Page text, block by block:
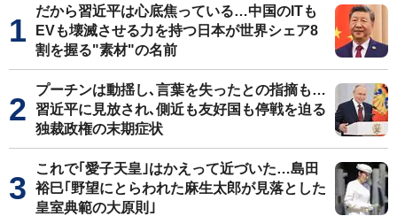
だから習近平は心底焦っている…中国のITも
EVも壊滅させる力を持つ日本が世界シェア8
割を握る"素材"の名前
プーチンは動揺し､言葉を失ったとの指摘も…
習近平に見放され､側近も友好国も停戦を迫る
独裁政権の末期症状
これで｢愛子天皇｣はかえって近づいた…島田
裕巳｢野望にとらわれた麻生太郎が見落とした
皇室典範の大原則｣